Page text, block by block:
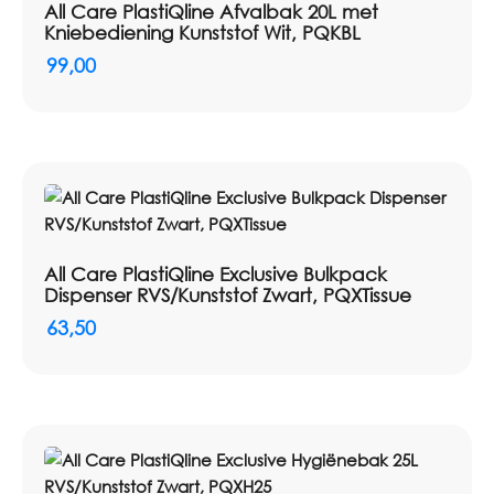
Toepassing:Grote containers en afvalbakken
All Care PlastiQline Afvalbak 20L met
Kniebediening Kunststof Wit, PQKBL
99,00
All Care PlastiQline Exclusive Bulkpack
Dispenser RVS/Kunststof Zwart, PQXTissue
63,50